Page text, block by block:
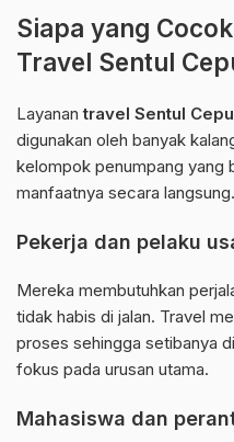
Siapa yang
Travel Sentul
Layanantravel Sentul Cepu
digunakan oleh banyak
kelompok penumpang yang
manfaatnya secara langsung.
Pekerja dan pelaku
Mereka membutuhkan
tidak habis di jalan. Travel
proses sehingga setibanya
fokus pada urusan utama.
Mahasiswa dan